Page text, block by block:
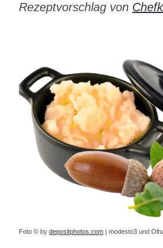
Rezeptvorschlag von
Foto © by depositphotos.com | modesto3 und